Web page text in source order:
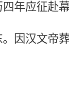
年应征赴
因汉文帝